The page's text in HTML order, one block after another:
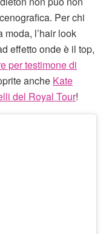
Per chi
moda, l’hair look
effetto onde è il top,
per testimone di
anche Kate
del Royal Tour!